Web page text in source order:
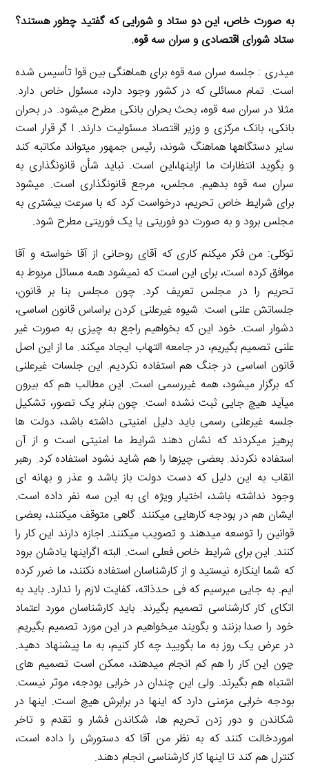
به صورت خاص، این دو ستاد و شورایی که گفتید چطور هستند؟
ستاد شورای اقتصادی و سران سه قوه.
میدری : جلسه سران سه قوه برای هماهنگی بین قوا تأسیس شده
است. تمام مسائلی که در کشور وجود دارد، مسئول خاص دارد.
مثلا در سران سه قوه، بحث بحران بانکی مطرح میشود. در بحران
بانکی، بانک مرکزی و وزیر اقتصاد مسئولیت دارند. ا گر قرار است
سایر دستگاهها هماهنگ شوند، رئیس جمهور میتواند مکاتبه کند
و بگوید انتظارات ما ازاینها،این است. نباید شأن قانونگذاری به
سران سه قوه بدهیم. مجلس، مرجع قانونگذاری است. میشود
برای شرایط خاص تحریم، درخواست کرد که با سرعت بیشتری به
مجلس برود و به صورت دو فوریتی یا یک فوریتی مطرح شود.
توکلی: من فکر میکنم کاری که آقای روحانی از آقا خواسته و آقا
موافق کرده است، برای این است که نمیشود همه مسائل مربوط به
تحریم را در مجلس تعریف کرد. چون مجلس بنا بر قانون،
جلساتش علنی است. شیوه غیرعلنی کردن براساس قانون اساسی،
دشوار است. خود این که بخواهیم راجع به چیزی به صورت غیر
علنی تصمیم بگیریم، در جامعه التهاب ایجاد میکند. ما از این اصل
قانون اساسی در جنگ هم استفاده نکردیم. این جلسات غیرعلنی
که برگزار میشود، همه غیررسمی است. این مطالب هم که بیرون
میآید هیچ جایی ثبت نشده است. چون بنابر یک تصور، تشکیل
جلسه غیرعلنی رسمی باید دلیل امنیتی داشته باشد، دولت ها
پرهیز میکردند که نشان دهند شرایط ما امنیتی است و از آن
استفاده نکردند. بعضی چیزها را هم شاید نشود استفاده کرد. رهبر
انقاب به این دلیل که دست دولت باز باشد و عذر و بهانه ای
وجود نداشته باشد، اختیار ویژه ای به این سه نفر داده است.
ایشان هم در بودجه کارهایی میکنند. گاهی متوقف میکنند، بعضی
قوانین را توسعه میدهند و تصویب میکنند. اجازه دارند این کار را
کنند. این برای شرایط خاص فعلی است. البته اگراینها یادشان برود
که شما اینکاره نیستید و از کارشناسان استفاده نکنند، ما ضرر کرده
ایم. به جایی میرسیم که فی حدذاته، کفایت لازم را ندارد. باید به
اتکای کار کارشناسی تصمیم بگیرند. باید کارشناسان مورد اعتماد
خود را صدا بزنند و بگویند میخواهیم در این مورد تصمیم بگیریم.
در عرض یک روز به ما بگویید چه کار کنیم، به ما پیشنهاد دهید.
چون این کار را هم کم انجام میدهند، ممکن است تصمیم های
اشتباه هم بگیرند. ولی این چندان در خرابی بودجه، موثر نیست.
بودجه خرابی مزمنی دارد که اینها در برابرش هیچ است. اینها در
شکاندن و دور زدن تحریم ها، شکاندن فشار و تقدم و تاخر
اموردخالت کنند که به نظر من آقا که دستورش را داده است،
کنترل هم کند تا اینها کار کارشناسی انجام دهند.